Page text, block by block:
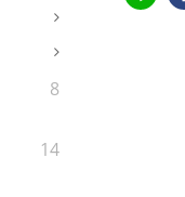
8
14